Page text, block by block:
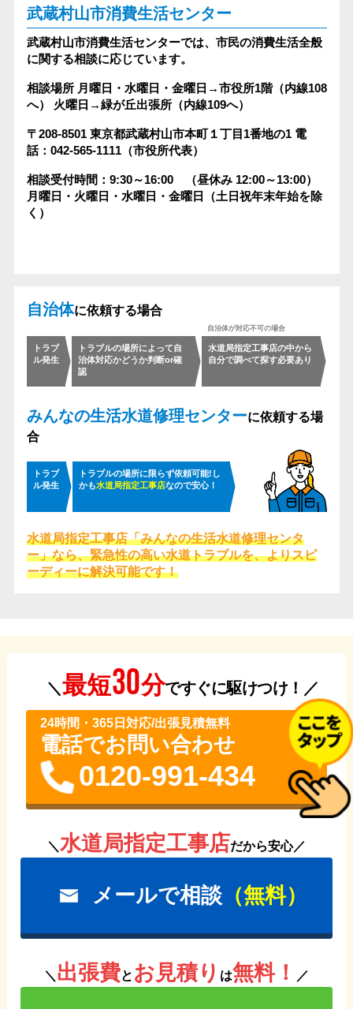
武蔵村山市消費生活センター
武蔵村山市消費生活センターでは、市民の消費生活全般
に関する相談に応じています。
相談場所 月曜日・水曜日・金曜日→市役所1階（内線108
へ）
火曜日→緑が丘出張所（内線109へ）
〒208-8501東京都武蔵村山市本町１丁目1番地の1電
話：042-565-1111（市役所代表）
相談受付時間：9:30～16:00 （昼休み 12:00～13:00）
月曜日・火曜日・水曜日・金曜日（土日祝年末年始を除
く）
自治体に依頼する場合
トラブ
ル発生
トラブルの場所によって自
治体対応かどうか判断or確
認
水道局指定工事店の中から
自分で調べて探す必要あり
みんなの生活水道修理センターに依頼する場
合
トラブ
ル発生
トラブルの場所に限らず依頼可能! し
かも水道局指定工事店なので安心！
水道局指定工事店「みんなの生活水道修理センタ
ー」なら、緊急性の高い水道トラブルを、よりスピ
ーディーに解決可能です！
＼最短30分ですぐに駆けつけ！／
24時間・365⽇対応/出張見積無料
電話でお問い合わせ
0120-991-434
＼ 水道局指定工事店だから安心／
メールで相談（無料）
＼ 出張費と お見積り は無料！ ／